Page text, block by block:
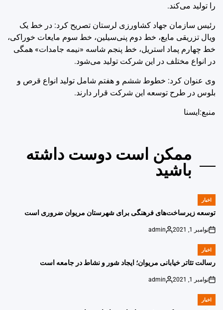
را تولید می‌کند.
رئیس سازمان جهاد کشاورزی لرستان تصریح کرد: در خط یک
ویال تزریقی مایع، خط دوم پنی‌سیلین، خط سوم مایعات خوراکی،
خط چهارم پماد استریل، خط پنجم شاسه «نیمه جامدات» همگی
در انواع مختلف در این شرکت تولید می‌شود.
وی عنوان کرد: خطوط ششم و هفتم شامل تولید انواع قرص و
بلوس در طرح توسعه این شرکت قرار دارند.
منبع:ايسنا
ممکن است دوست داشته
باشید
POSTED
IN
اخبار
توسعه زیرساخت‌های فرهنگی برای شهرستان مریوان ضروری است
on
نوامبر 1, 2021
Posted
admin
POSTED
اخبار
رسالت تئاتر خیابانی مریوان؛ ایجاد شور و نشاط در جامعه است
on
نوامبر 1, 2021
Posted
admin
POSTED
اخبار